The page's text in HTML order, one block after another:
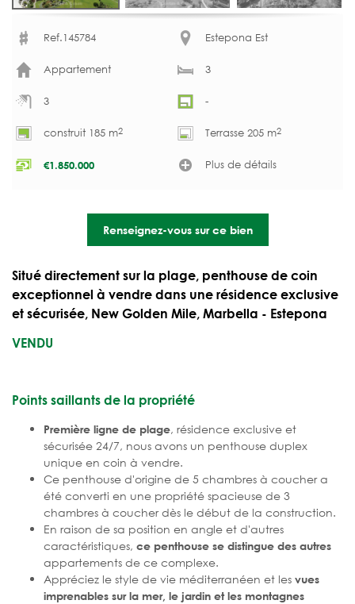
Ref.145784 Estepona Est
Appartement 3
3 -
construit 185 m2 Terrasse 205 m2
€1.850.000 Plus de détails
Renseignez-vous sur ce bien
Situé directement sur la plage, penthouse de coin
exceptionnel à vendre dans une résidence exclusive
et sécurisée, New Golden Mile, Marbella - Estepona
VENDU
Points saillants de la propriété
Première ligne de plage, résidence exclusive et
sécurisée 24/7, nous avons un penthouse duplex
unique en coin à vendre.
Ce penthouse d'origine de 5 chambres à coucher a
été converti en une propriété spacieuse de 3
chambres à coucher dès le début de la construction.
En raison de sa position en angle et d'autres
caractéristiques, ce penthouse se distingue des autres
appartements de ce complexe.
Appréciez le style de vie méditerranéen et les vues
imprenables sur la mer, le jardin et les montagnes